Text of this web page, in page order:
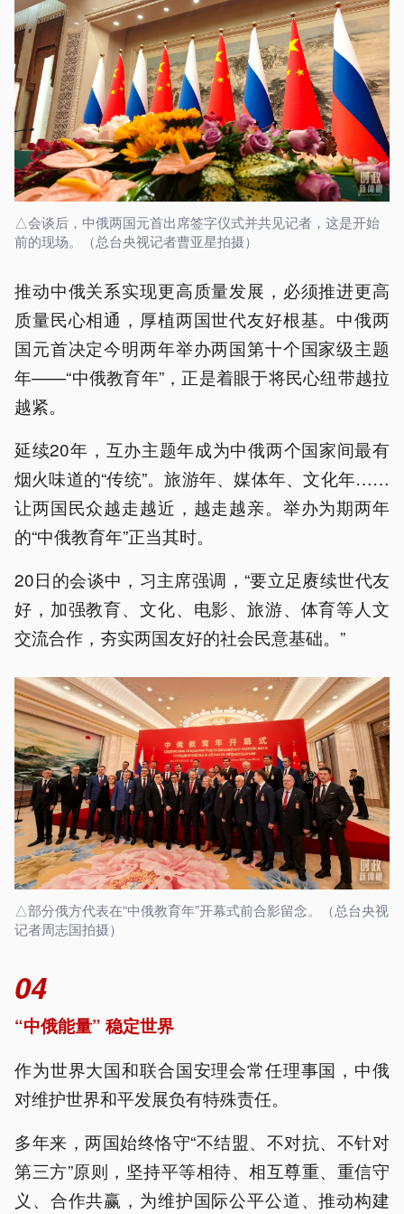
△会谈后，中俄两国元首出席签字仪式并共见记者，这是开始
前的现场。（总台央视记者曹亚星拍摄）
推动中俄关系实现更高质量发展，必须推进更高
质量民心相通，厚植两国世代友好根基。中俄两
国元首决定今明两年举办两国第十个国家级主题
年——“中俄教育年”，正是着眼于将民心纽带越拉
越紧。
延续20年，互办主题年成为中俄两个国家间最有
烟火味道的“传统”。旅游年、媒体年、文化年……
让两国民众越走越近，越走越亲。举办为期两年
的“中俄教育年”正当其时。
20日的会谈中，习主席强调，“要立足赓续世代友
好，加强教育、文化、电影、旅游、体育等人文
交流合作，夯实两国友好的社会民意基础。”
△部分俄方代表在“中俄教育年”开幕式前合影留念。（总台央视
记者周志国拍摄）
04
“中俄能量” 稳定世界
作为世界大国和联合国安理会常任理事国，中俄
对维护世界和平发展负有特殊责任。
多年来，两国始终恪守“不结盟、不对抗、不针对
第三方”原则，坚持平等相待、相互尊重、重信守
义、合作共赢，为维护国际公平公道、推动构建